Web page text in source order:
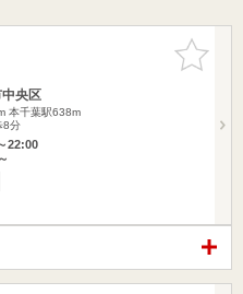
お気に入
りに追加
央区
本千葉駅638m
8分
22:00